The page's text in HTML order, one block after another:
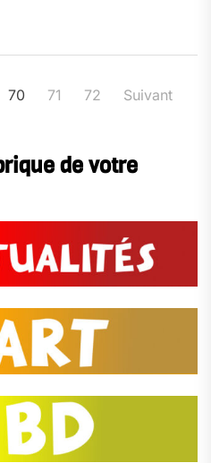
70 71 72 Suivant
de votre